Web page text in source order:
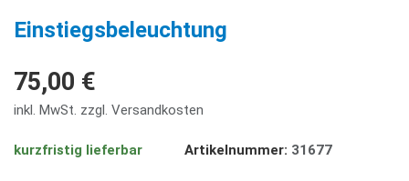
Einstiegsbeleuchtung
75,00 €
inkl. MwSt. zzgl. Versandkosten
kurzfristig lieferbar Artikelnummer: 31677